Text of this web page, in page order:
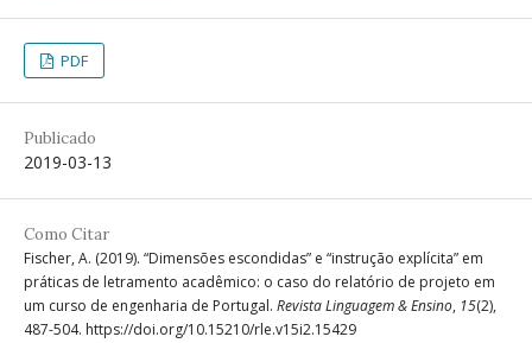
PDF
Publicado
2019-03-13
Como Citar
Fischer, A. (2019). “Dimensões escondidas” e “instrução explícita” em
práticas de letramento acadêmico: o caso do relatório de projeto em
um curso de engenharia de Portugal. Revista Linguagem & Ensino, 15(2),
487-504. https://doi.org/10.15210/rle.v15i2.15429